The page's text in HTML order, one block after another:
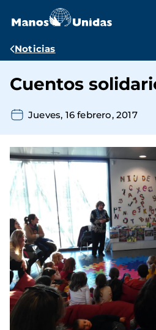
contenido
Ruta
navegación
Noticias
Cuentos
Jueves, 16 febrero, 2017